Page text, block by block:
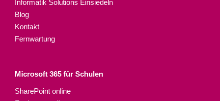
Informatik Solutions Einsiedeln
Blog
Kontakt
Fernwartung
Microsoft 365 für Schulen​
SharePoint online